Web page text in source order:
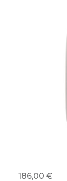
186,00